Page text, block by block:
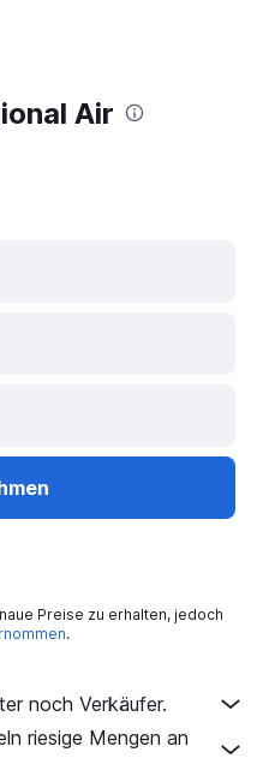
Air
Preise zu erhalten, jedoch
.
noch Verkäufer.
riesige Mengen an